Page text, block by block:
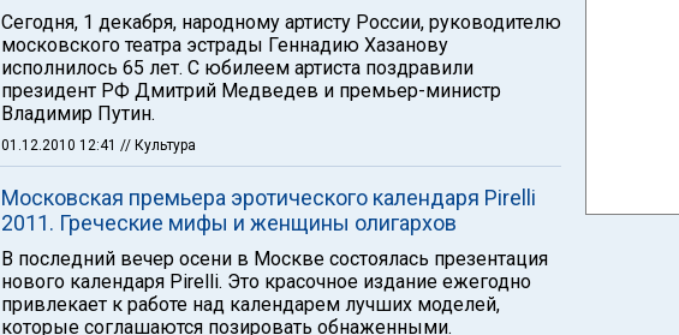
Сегодня, 1 декабря, народному артисту России, руководителю
московского театра эстрады Геннадию Хазанову
исполнилось 65 лет. С юбилеем артиста поздравили
президент РФ Дмитрий Медведев и премьер-министр
Владимир Путин.
01.12.2010 12:41 // Культура
Московская премьера эротического календаря Pirelli
2011. Греческие мифы и женщины олигархов
В последний вечер осени в Москве состоялась презентация
нового календаря Pirelli. Это красочное издание ежегодно
привлекает к работе над календарем лучших моделей,
которые соглашаются позировать обнаженными.